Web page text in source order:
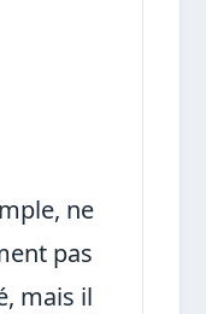
ne
pas
mais il